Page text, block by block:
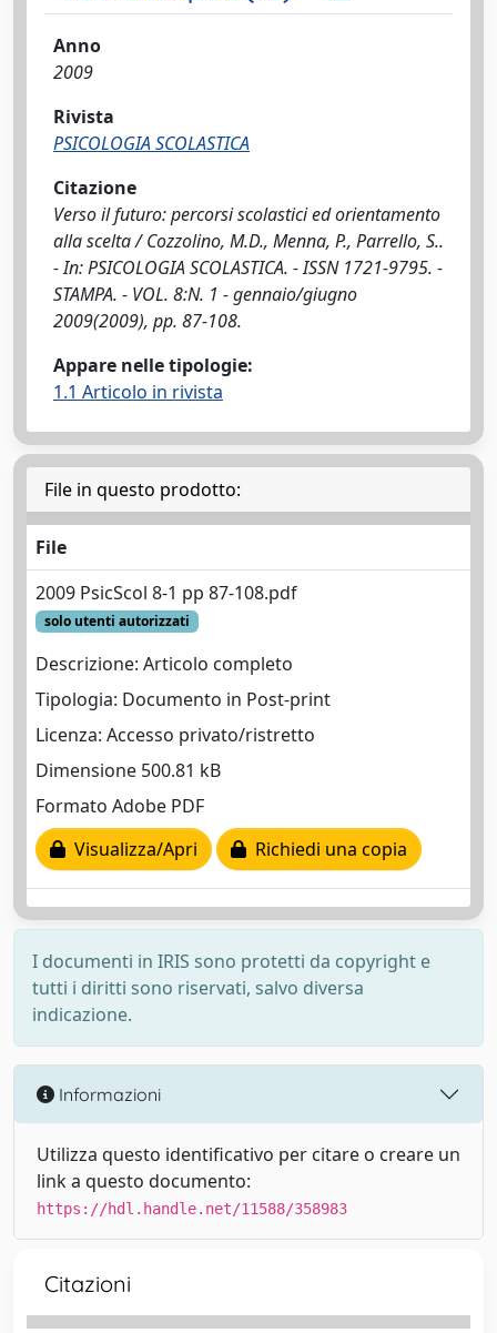
Anno
2009
Rivista
PSICOLOGIA SCOLASTICA
Citazione
Verso il futuro: percorsi scolastici ed orientamento
alla scelta / Cozzolino, M.D., Menna, P., Parrello, S..
- In: PSICOLOGIA SCOLASTICA. - ISSN 1721-9795. -
STAMPA. - VOL. 8:N. 1 - gennaio/giugno
2009(2009), pp. 87-108.
Appare nelle tipologie:
1.1 Articolo in rivista
File in questo prodotto:
File
2009 PsicScol 8-1 pp 87-108.pdf
solo utenti autorizzati
Descrizione: Articolo completo
Tipologia: Documento in Post-print
Licenza: Accesso privato/ristretto
Dimensione 500.81 kB
Formato Adobe PDF
Visualizza/Apri
Richiedi una copia
I documenti in IRIS sono protetti da copyright e
tutti i diritti sono riservati, salvo diversa
indicazione.
Informazioni
Utilizza questo identificativo per citare o creare un
link a questo documento:
https://hdl.handle.net/11588/358983
Citazioni